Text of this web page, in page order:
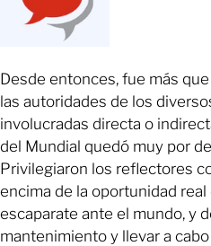
Desde entonces, fue más
las autoridades de los
involucradas directa o
del Mundial quedó muy por
Privilegiaron los reflectores
encima de la oportunidad
escaparate ante el mundo, y
mantenimiento y llevar a